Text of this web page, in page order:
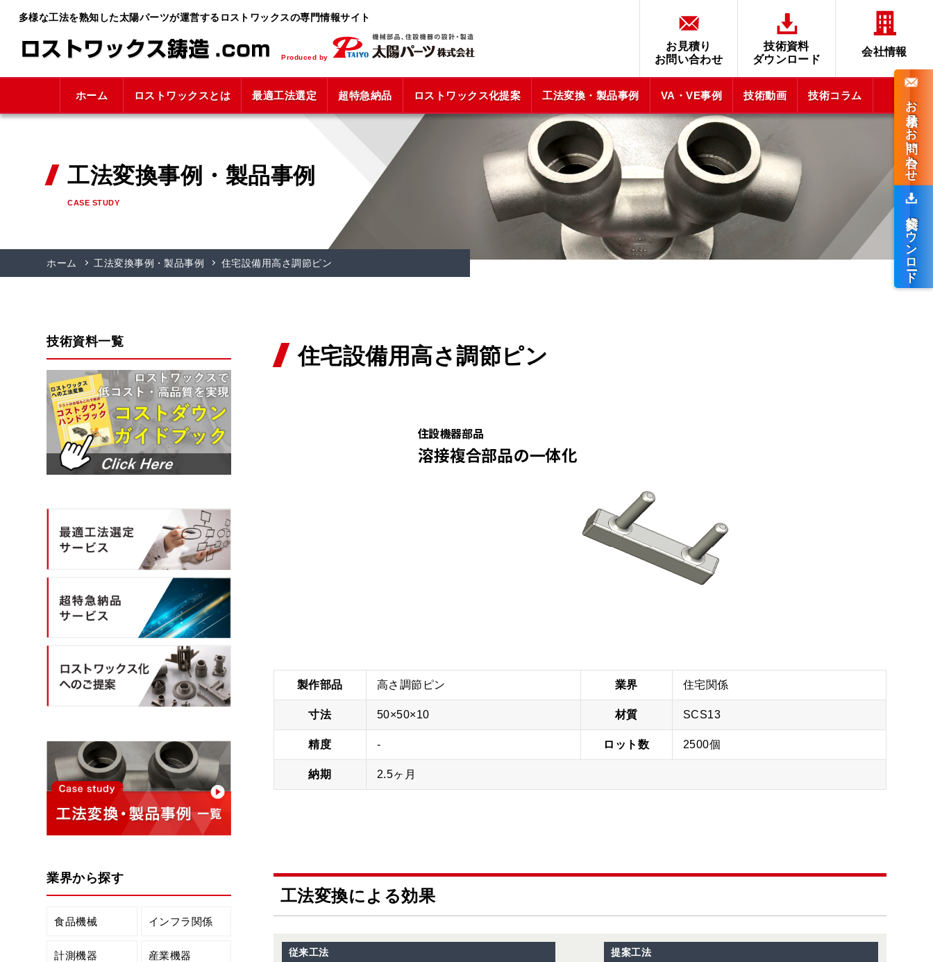
多様な工法を熟知した太陽パーツが運営する ロストワックスの専門情報サイト
Produced by
お見積り
お問い合わせ
技術資料
ダウンロード
会社情報
ホーム ロストワックスとは 最適工法選定 超特急納品 ロストワックス化提案 工法変換 ・製品事例 VA・VE事例 技術動画 技術コラム
工法変換事例・製品事例
CASE STUDY
ホーム 工法変換事例・製品事例 住宅設備用高さ調節ピン
住宅設備用高さ調節ピン
製作部品 高さ調節ピン 業界 住宅関係
寸法 50×50×10 材質 SCS13
精度 - ロット 数 2500個
納期 2.5ヶ月
工法変換による効果
従来工法 提案工法
技術資料一覧
業界から探す
食品機械 インフラ関係
計測機器 産業機器
お見積り・
お問い合わせ
ダウンロード